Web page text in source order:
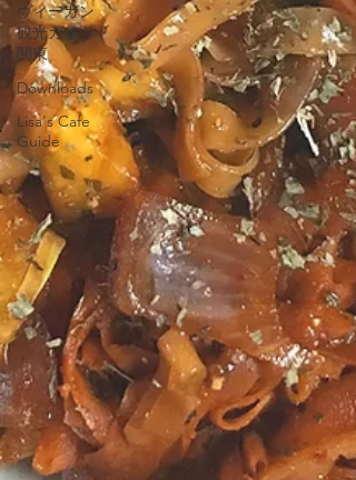
ヴィーガン
観光ガイド
関東
Downloads
Lisa's Cafe
Guide